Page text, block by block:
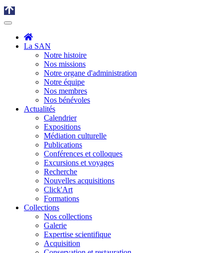
La SAN
Notre histoire
Nos missions
Notre organe d'administration
Notre équipe
Nos membres
Nos bénévoles
Actualités
Calendrier
Expositions
Médiation culturelle
Publications
Conférences et colloques
Excursions et voyages
Recherche
Nouvelles acquisitions
Click'Art
Formations
Collections
Nos collections
Galerie
Expertise scientifique
Acquisition